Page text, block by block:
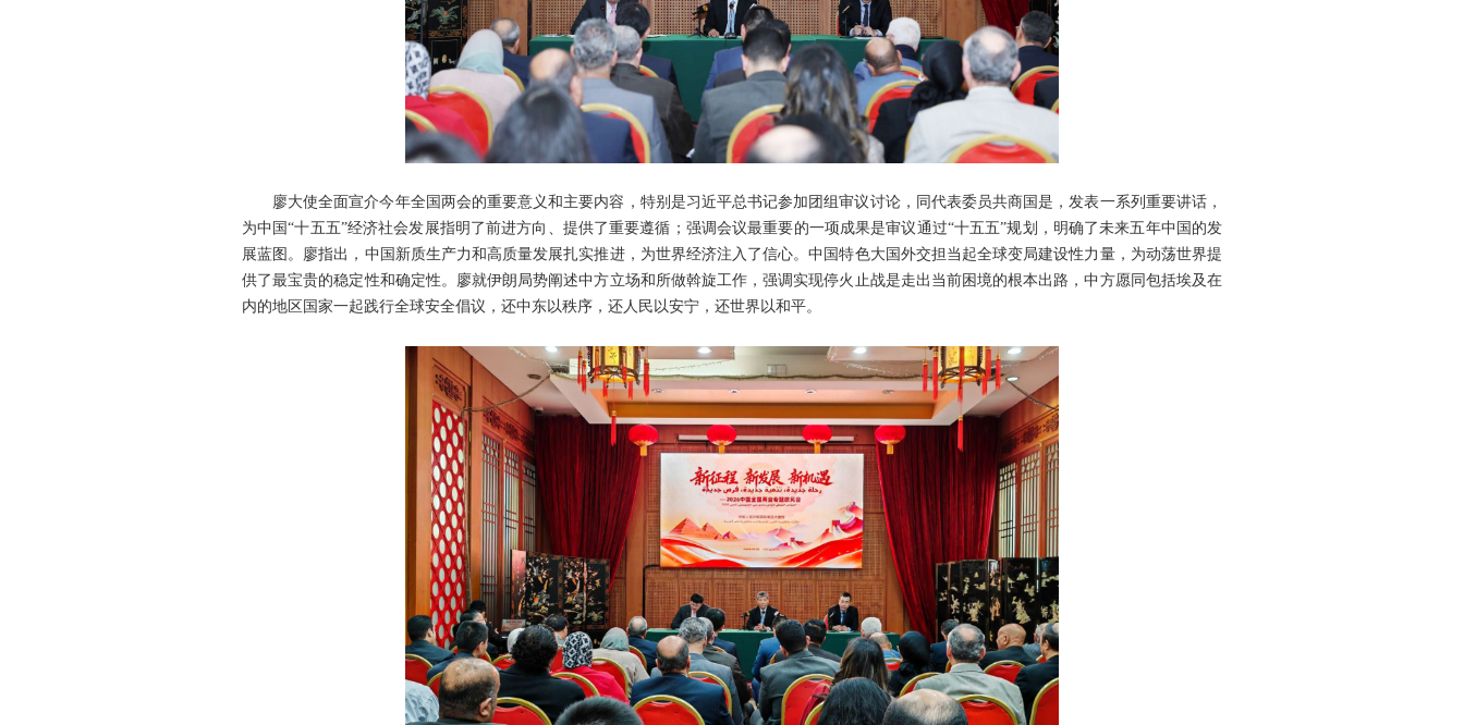
廖大使全面宣介今年全国两会的重要意义和主要内容，特别是习近平总书记参加团组审议讨论，同代表委员共商国是，发表一系列重要讲话，
为中国“十五五”经济社会发展指明了前进方向、提供了重要遵循；强调会议最重要的一项成果是审议通过“十五五”规划，明确了未来五年中国的发
展蓝图。廖指出，中国新质生产力和高质量发展扎实推进，为世界经济注入了信心。中国特色大国外交担当起全球变局建设性力量，为动荡世界提
供了最宝贵的稳定性和确定性。廖就伊朗局势阐述中方立场和所做斡旋工作，强调实现停火止战是走出当前困境的根本出路，中方愿同包括埃及在
内的地区国家一起践行全球安全倡议，还中东以秩序，还人民以安宁，还世界以和平。